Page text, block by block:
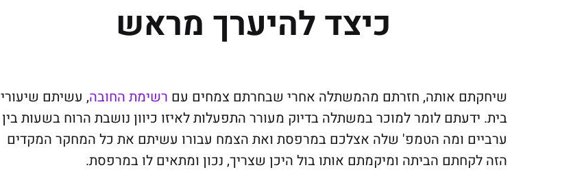
כיצד להיערך מראש
שיחקתם אותה, חזרתם מהמשתלה אחרי שבחרתם צמחים עם רשימת החובה, עשיתם שיעורי
בית. ידעתם לומר למוכר במשתלה בדיוק מעורר התפעלות לאיזו כיוון נושבת הרוח בשעות בין
ערביים ומה הטמפ' שלה אצלכם במרפסת ואת הצמח עבורו עשיתם את כל המחקר המקדים
הזה לקחתם הביתה ומיקמתם אותו בול היכן שצריך, נכון ומתאים לו במרפסת.